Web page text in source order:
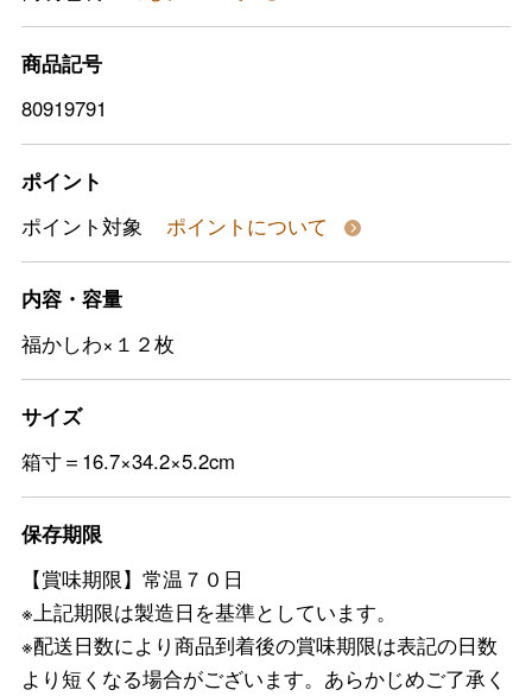
商品記号
80919791
ポイント
ポイント対象
ポイントについて
内容・容量
福かしわ×１２枚
サイズ
箱寸＝16.7×34.2×5.2cm
保存期限
【賞味期限】常温７０日
※上記期限は製造日を基準としています。
※配送日数により商品到着後の賞味期限は表記の日数
より短くなる場合がございます。あらかじめご了承く